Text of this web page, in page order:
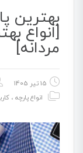
بهترین
[انواع
مردانه]
15 تیر 1405
انواع پارچه ،